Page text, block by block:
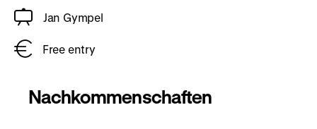
Jan Gympel
Free entry
Nachkommenschaften